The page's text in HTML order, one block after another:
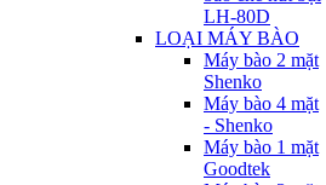
LH-80D
LOẠI MÁY BÀO
Máy bào 2 mặt
Shenko
Máy bào 4 mặt
- Shenko
Máy bào 1 mặt
Goodtek